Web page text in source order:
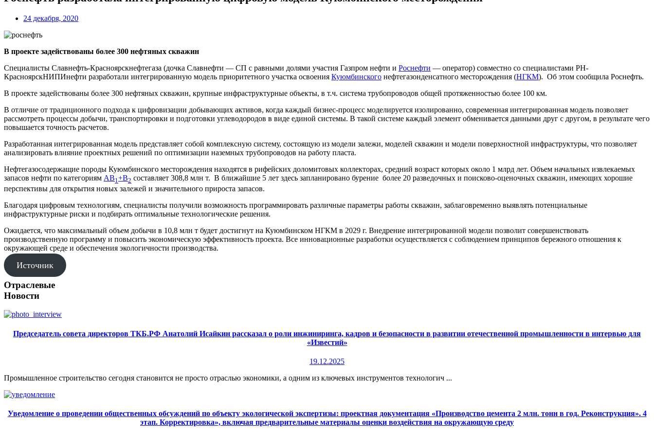
24 декабря, 2020
В проекте задействованы более 300 нефтяных скважин
Специалисты Славнефть-Красноярскнефтегаза (дочка Славнефти — СП с равными долями участия Газпром нефти и Роснефти — оператор) совместно со специалистами РН-
КрасноярскНИПИнефти разработали интегрированную модель приоритетного участка освоения Куюмбинского нефтегазонденсатного месторождения (НГКМ). Об этом сообщила Роснефть.
В проекте задействованы более 300 нефтяных скважин, крупные инфраструктурные объекты, в т.ч. система трубопроводов общей протяженностью более 100 км.
В отличие от традиционного подхода к цифровизации добывающих активов, когда каждый бизнес-процесс моделируется изолированно, современная интегрированная модель позволяет
рассмотреть процессы добычи, транспортировки и подготовки углеводородов в виде единой системы. В такой системе каждый элемент обменивается данными друг с другом, в результате чего
повышается точность расчетов.
Разработанная интегрированная модель представляет собой комплексную систему, состоящую из модели залежи, моделей скважин и модели поверхностной инфраструктуры, что позволяет
анализировать влияние проектных решений по оптимизации наземных трубопроводов на работу пласта.
Нефтегазосодержащие породы Куюмбинского месторождения находятся в рифейских доломитовых коллекторах, средний возраст которых около 1 млрд лет. Объем начальных извлекаемых
запасов нефти по категориям АВ1+В2 составляет 308,8 млн т. В ближайшие 5 лет здесь запланировано бурение более 20 разведочных и поисково-оценочных скважин, имеющих хорошие
перспективы для открытия новых залежей и значительного прироста запасов.
Благодаря цифровым технологиям, специалисты получили возможность программировать различные параметры работы скважин, заблаговременно выявлять потенциальные
инфраструктурные риски и подбирать оптимальные технологические решения.
Ожидается, что максимальный объем добычи в 10,8 млн т будет достигнут на Куюмбинском НГКМ в 2029 г. Внедрение интегрированной модели позволит совершенствовать
производственную программу и повысить экономическую эффективность проекта. Все инновационные разработки осуществляется с соблюдением принципов бережного отношения к
окружающей среде и обеспечения экологичности производства.
Источник
Отраслевые
Новости
Председатель совета директоров ТКБ.РФ Анатолий Исайкин рассказал о роли инжиниринга, кадров и безопасности в развитии отечественной промышленности в интервью для
«Известий»
19.12.2025
Промышленное строительство сегодня становится не просто отраслью экономики, а одним из ключевых инструментов технологич ...
Уведомление о проведении общественных обсуждений по объекту экологической экспертизы: проектная документация «Производство цемента 2 млн. тонн в год. Реконструкция». 4
этап. Корректировка», включая предварительные материалы оценки воздействия на окружающую среду